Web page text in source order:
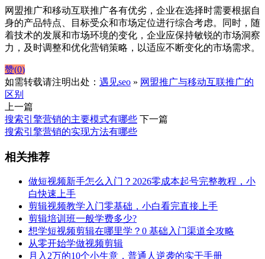
网盟推广和移动互联推广各有优劣，企业在选择时需要根据自
身的产品特点、目标受众和市场定位进行综合考虑。同时，随
着技术的发展和市场环境的变化，企业应保持敏锐的市场洞察
力，及时调整和优化营销策略，以适应不断变化的市场需求。
赞(0)
如需转载请注明出处： 遇见seo » 网盟推广与移动互联推广的
区别
上一篇
搜索引擎营销的主要模式有哪些 下一篇
搜索引擎营销的实现方法有哪些
相关推荐
做短视频新手怎么入门？2026零成本起号完整教程，小
白快速上手
剪辑视频教学入门零基础，小白看完直接上手
剪辑培训班一般学费多少?
想学短视频剪辑在哪里学？0 基础入门渠道全攻略
从零开始学做视频剪辑
月入2万的10个小生意，普通人逆袭的实干手册